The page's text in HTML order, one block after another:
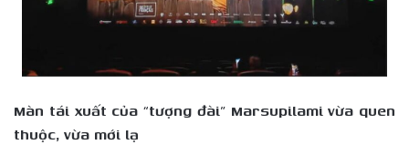
Màn tái xuất của “tượng đài” Marsupilami vừa quen
thuộc, vừa mới lạ